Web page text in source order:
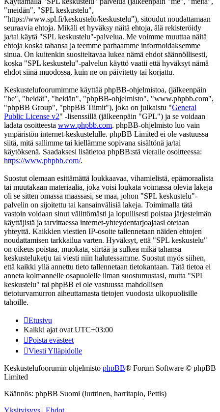
"meidän", "SPL keskustelu",
"https://www.spl.fi/keskustelu/keskustelu"), sitoudut noudattamaan
seuraavia ehtoja. Mikäli et hyväksy näitä ehtoja, älä rekisteröidy
ja/tai käytä "SPL keskustelu"-palvelua. Me voimme muuttaa näitä
ehtoja koska tahansa ja teemme parhaamme informoidaksemme
sinua. On kuitenkin suositeltavaa lukea nämä ehdot säännöllisesti,
koska "SPL keskustelu"-palvelun käyttö vaatii että hyväksyt nämä
ehdot siinä muodossa, kuin ne on päivitetty tai korjattu.
Keskustelufoorumimme käyttää phpBB-ohjelmistoa, (jälkeenpäin
"he", "heidät", "heidän", "phpBB-ohjelmisto", "www.phpbb.com",
"phpBB Group", "phpBB Tiimit"), joka on julkaistu "General
Public License v2" -lisenssillä (jälkeenpäin "GPL") ja se voidaan
ladata osoitteesta www.phpbb.com. phpBB-ohjelmisto luo vain
ympäristön internet-keskustelulle. phpBB Limited ei ole vastuussa
siitä, mitä sallimme tai kiellämme sopivana sisältönä ja/tai
käytöksenä. Saadaksesi lisätietoa phpBB:stä vieraile osoitteessa:
https://www.phpbb.com/.
Suostut olemaan esittämättä loukkaavaa, vihamielistä, epämoraalista
tai muutakaan materiaalia, joka voisi loukata voimassa olevia lakeja
oli se sitten omassa maassasi, se maa, johon "SPL keskustelu"-
palvelin on sijoitettu tai kansainvälisiä lakeja. Toimimalla tätä
vastoin voidaan sinut välittömästi ja lopullisesti poistaa järjestelmän
käyttäjistä ja tarvittaessa internet-yhteydentarjoajaasi otetaan
yhteyttä. Kaikkien viestien IP-osoite tallennetaan näiden ehtojen
noudattamisen tarkkailua varten. Hyväksyt, että "SPL keskustelu"
on oikeus poistaa, muokata, siirtää ja sulkea mikä tahansa
keskusteluketju tai viesti niin halutessamme. Suostut myös siihen,
että kaikki yllä annettu tieto tallennetaan tietokantaan. Tätä tietoa ei
anneta kolmannelle osapuolelle ilman suostumustasi, mutta "SPL
keskustelu" tai phpBB ei ole vastuussa mahdollisen
tietoturvamurron aiheuttamasta tietojen vuodosta ulkopuolisille
tahoille.
Etusivu
Kaikki ajat ovat UTC+03:00
Poista evästeet
Viesti Ylläpidolle
Keskustelufoorumin ohjelmisto phpBB® Forum Software © phpBB
Limited
Käännös: phpBB Suomi (lurttinen, harritapio, Pettis)